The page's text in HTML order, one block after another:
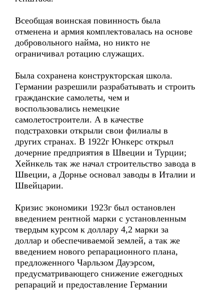
Всеобщая воинская повинность была
отменена и армия комплектовалась на основе
добровольного найма, но никто не
ограничивал ротацию служащих.
Была сохранена конструкторская школа.
Германии разрешили разрабатывать и строить
гражданские самолеты, чем и
воспользовались немецкие
самолетостроители. А в качестве
подстраховки открыли свои филиалы в
других странах. В 1922г Юнкерс открыл
дочерние предприятия в Швеции и Турции;
Хейнкель так же начал строительство завода в
Швеции, а Дорнье основал заводы в Италии и
Швейцарии.
Кризис экономики 1923г был остановлен
введением рентной марки с установленным
твердым курсом к доллару 4,2 марки за
доллар и обеспечиваемой землей, а так же
введением нового репарационного плана,
предложенного Чарльзом Дауэрсом,
предусматривающего снижение ежегодных
репараций и предоставление Германии